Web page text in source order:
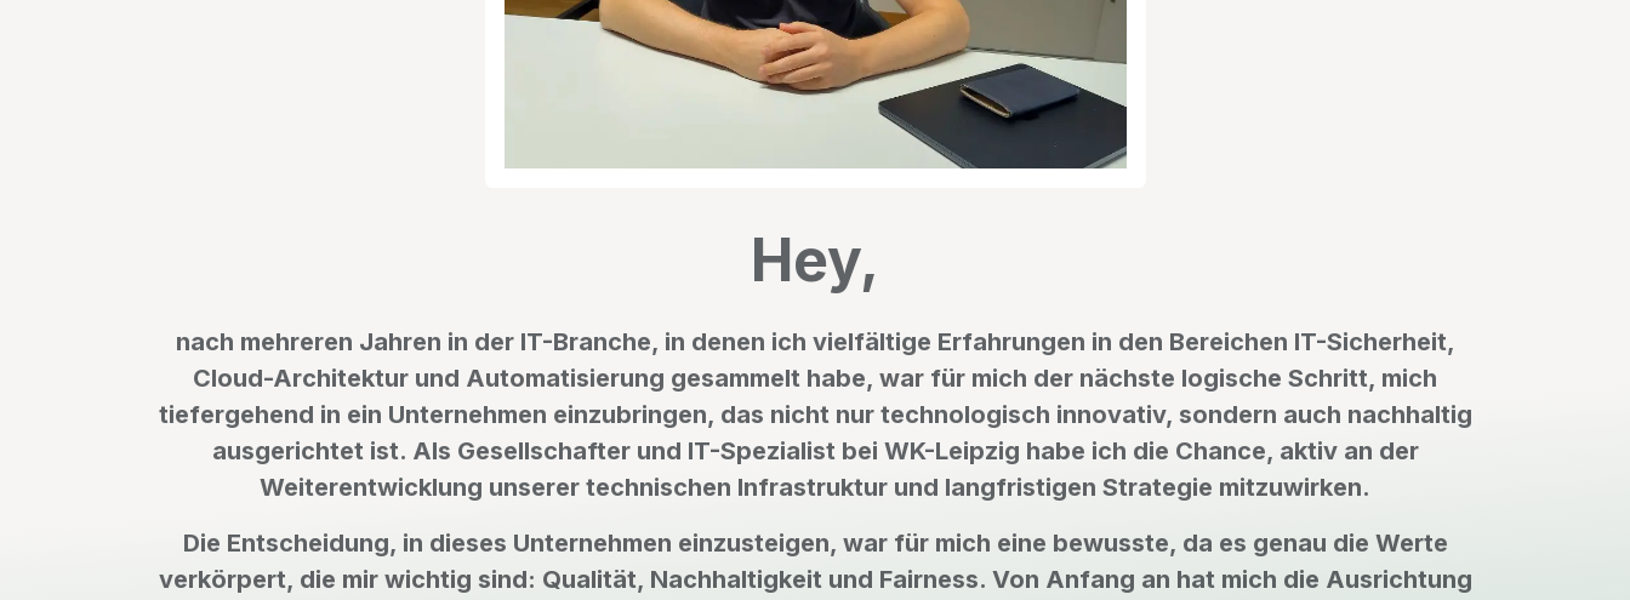
Hey,
nach mehreren Jahren in der IT-Branche, in denen ich vielfältige Erfahrungen in den Bereichen IT-Sicherheit,
Cloud-Architektur und Automatisierung gesammelt habe, war für mich der nächste logische Schritt, mich
tiefergehend in ein Unternehmen einzubringen, das nicht nur technologisch innovativ, sondern auch nachhaltig
ausgerichtet ist. Als Gesellschafter und IT-Spezialist bei WK-Leipzig habe ich die Chance, aktiv an der
Weiterentwicklung unserer technischen Infrastruktur und langfristigen Strategie mitzuwirken.
Die Entscheidung, in dieses Unternehmen einzusteigen, war für mich eine bewusste, da es genau die Werte
verkörpert, die mir wichtig sind: Qualität, Nachhaltigkeit und Fairness. Von Anfang an hat mich die Ausrichtung